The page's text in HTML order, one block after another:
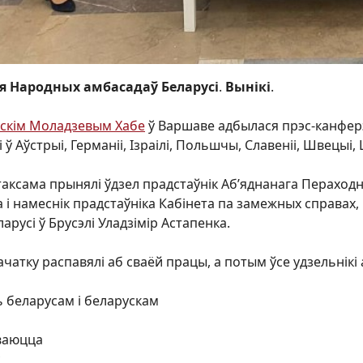
Народных амбасадаў Беларусі. Вынікі.
Моладзевым Хабеў Варшаве адбылася прэс-
Аўстрыі, Германіі, Ізраілі, Польшчы, Славеніі,
прынялі ўдзел прадстаўнік Аб’яднанага
прадстаўніка Кабінета па замежных справах,
ў Брусэлі Уладзімір Астапенка.
распавялі аб сваёй працы, а потым ўсе удзельнікі
і беларускам